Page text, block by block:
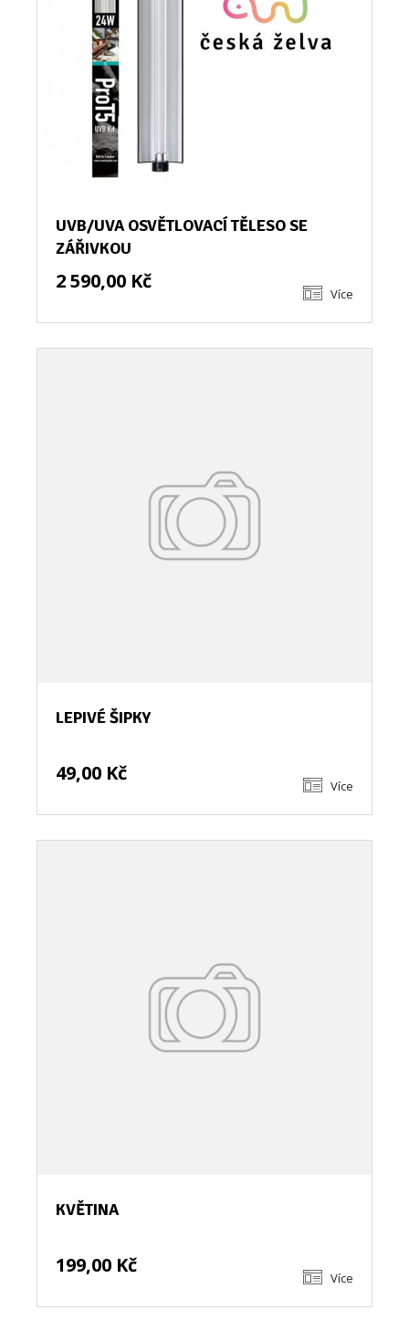
UVB/UVA OSVĚTLOVACÍ TĚLESO SE
ZÁŘIVKOU
2 590,00 Kč
Více
LEPIVÉ ŠIPKY
49,00 Kč
Více
KVĚTINA
199,00 Kč
Více